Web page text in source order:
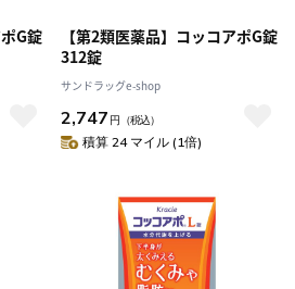
G錠
【第2類医薬品】コッコアポG錠
312錠
サンドラッグe-shop
2,747 円 （税込）
積算 24 マイル (1倍)